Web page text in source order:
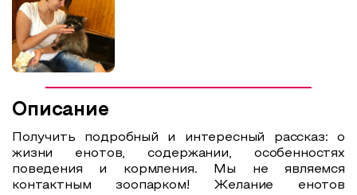
Описание
Получить подробный и интересный рассказ: о
жизни енотов, содержании, особенностях
поведения и кормления. Мы не являемся
контактным зоопарком! Желание енотов